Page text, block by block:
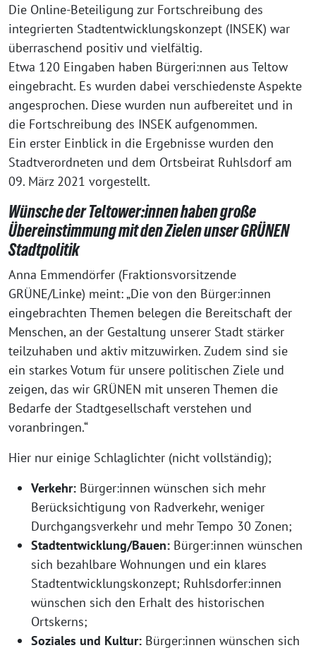
Die Online-Beteiligung zur Fortschreibung des
integrierten Stadtentwicklungskonzept (INSEK) war
überraschend positiv und vielfältig.
Etwa 120 Eingaben haben Bürgeri:nnen aus Teltow
eingebracht. Es wurden dabei verschiedenste Aspekte
angesprochen. Diese wurden nun aufbereitet und in
die Fortschreibung des INSEK aufgenommen.
Ein erster Einblick in die Ergebnisse wurden den
Stadtverordneten und dem Ortsbeirat Ruhlsdorf am
09. März 2021 vorgestellt.
Wünsche der Teltower:innen haben große
Übereinstimmung mit den Zielen unser GRÜNEN
Stadtpolitik
Anna Emmendörfer (Fraktionsvorsitzende
GRÜNE/Linke) meint: „Die von den Bürger:innen
eingebrachten Themen belegen die Bereitschaft der
Menschen, an der Gestaltung unserer Stadt stärker
teilzuhaben und aktiv mitzuwirken. Zudem sind sie
ein starkes Votum für unsere politischen Ziele und
zeigen, das wir GRÜNEN mit unseren Themen die
Bedarfe der Stadtgesellschaft verstehen und
voranbringen.“
Hier nur einige Schlaglichter (nicht vollständig);
Verkehr: Bürger:innen wünschen sich mehr
Berücksichtigung von Radverkehr, weniger
Durchgangsverkehr und mehr Tempo 30 Zonen;
Stadtentwicklung/Bauen: Bürger:innen wünschen
sich bezahlbare Wohnungen und ein klares
Stadtentwicklungskonzept; Ruhlsdorfer:innen
wünschen sich den Erhalt des historischen
Ortskerns;
Soziales und Kultur: Bürger:innen wünschen sich